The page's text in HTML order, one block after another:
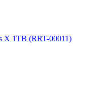
X 1TB (RRT-00011)